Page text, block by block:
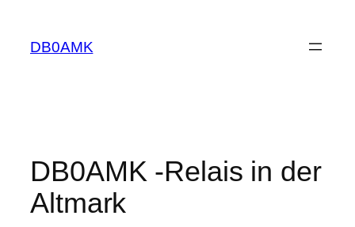
springen
DB0AMK
DB0AMK -Relais in der
Altmark